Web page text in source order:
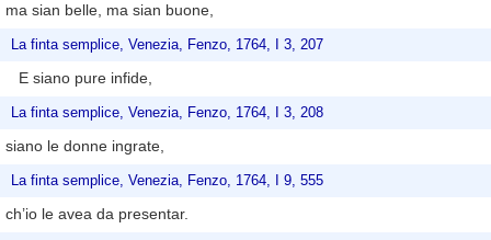
ma sian belle, ma sian buone,
La finta semplice, Venezia, Fenzo, 1764, I 3, 207
E siano pure infide,
La finta semplice, Venezia, Fenzo, 1764, I 3, 208
siano le donne ingrate,
La finta semplice, Venezia, Fenzo, 1764, I 9, 555
ch’io le avea da presentar.